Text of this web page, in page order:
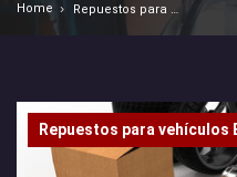
Home
Repuestos para vehículos